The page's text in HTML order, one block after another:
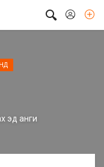
эд анги